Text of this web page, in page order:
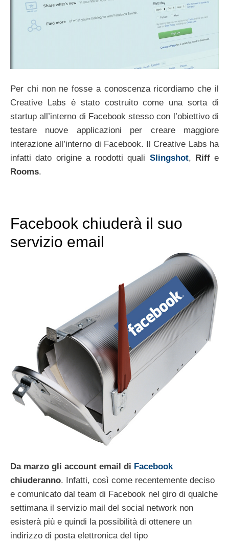
Per chi non ne fosse a conoscenza ricordiamo che il
Creative Labs è stato costruito come una sorta di
startup all’interno di Facebook stesso con l’obiettivo di
testare nuove applicazioni per creare maggiore
interazione all’interno di Facebook. Il Creative Labs ha
infatti dato origine a roodotti quali Slingshot, Riffe
Rooms.
Facebook chiuderà il suo
servizio email
Da marzo gli account email di Facebook
chiuderanno. Infatti, così come recentemente deciso
e comunicato dal team di Facebook nel giro di qualche
settimana il servizio mail del social network non
esisterà più e quindi la possibilità di ottenere un
indirizzo di posta elettronica del tipo